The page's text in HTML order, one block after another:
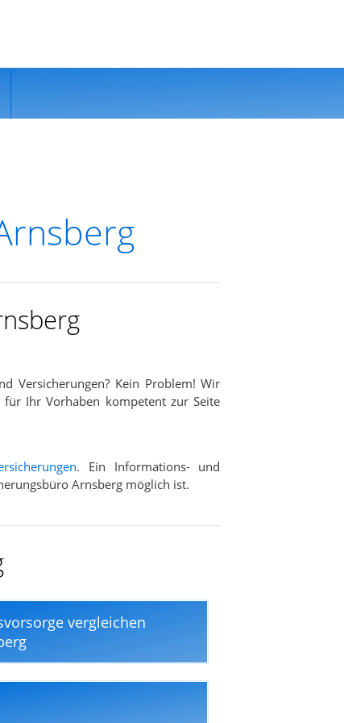
Versicherungen? Kein Problem! Wir
Ihr Vorhaben kompetent zur Seite
. Ein Informations- und
Arnsberg möglich ist.
vergleichen